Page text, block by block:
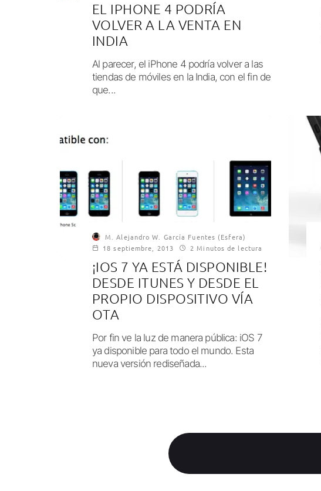
EL IPHONE 4 PODRÍA
VOLVER A LA VENTA EN
INDIA
Al parecer, el iPhone 4 podría volver a las
tiendas de móviles en la India, con el fin de
que...
M. Alejandro W. García Fuentes (Esfera)
18 septiembre, 2013
2 Minutos de lectura
¡IOS 7 YA ESTÁ DISPONIBLE!
DESDE ITUNES Y DESDE EL
PROPIO DISPOSITIVO VÍA
OTA
Por fin ve la luz de manera pública: iOS 7
ya disponible para todo el mundo. Esta
nueva versión rediseñada...